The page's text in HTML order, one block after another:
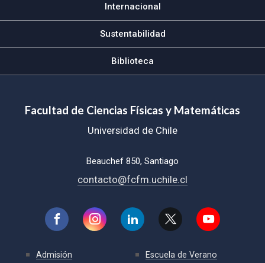
Internacional
Sustentabilidad
Biblioteca
Facultad de Ciencias Físicas y Matemáticas
Universidad de Chile
Beauchef 850, Santiago
contacto@fcfm.uchile.cl
Admisión
Escuela de Verano